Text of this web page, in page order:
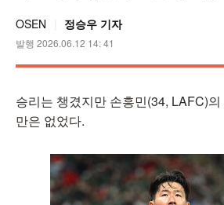
OSEN 정승우 기자
발행 2026.06.12 14: 41
승리는 챙겼지만 손흥민(34, LAFC)
만은 없었다.